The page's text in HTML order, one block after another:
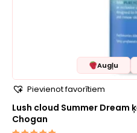
Augļu
Pievienot favorītiem
Lush cloud Summer Dream
Chogan